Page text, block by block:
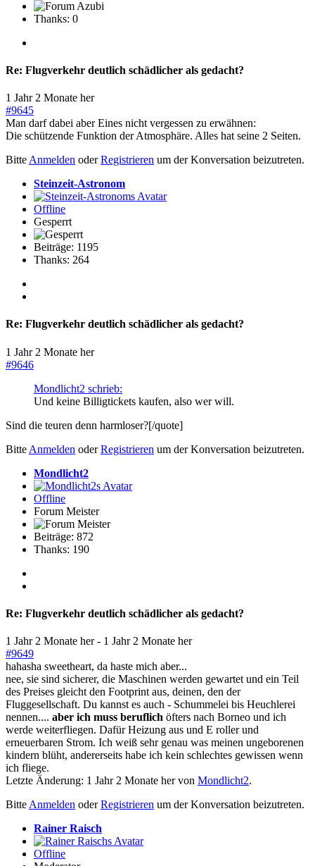
Thanks: 0
Re: Flugverkehr deutlich schädlicher als gedacht?
1 Jahr 2 Monate her
#9645
Man darf dabei aber Eines nicht vergessen zu erwähnen:
Die schützende Funktion der Atmosphäre. Alles hat seine 2 Seiten.
Bitte Anmelden oderRegistrieren um der Konversation beizutreten.
Steinzeit-Astronom
Offline
Gesperrt
Beiträge: 1195
Thanks: 264
Re: Flugverkehr deutlich schädlicher als gedacht?
1 Jahr 2 Monate her
#9646
Mondlicht2 schrieb:
Und keine Billigtickets kaufen, also wer will.
Sind die teuren denn harmloser?[/quote]
Bitte Anmelden oderRegistrieren um der Konversation beizutreten.
Mondlicht2
Offline
Forum Meister
Beiträge: 872
Thanks: 190
Re: Flugverkehr deutlich schädlicher als gedacht?
1 Jahr 2 Monate her- 1 Jahr 2 Monate her
#9649
hahasha sweetheart, da haste mich aber...
nee, sie sind sicherer, die Maschinen werden gewartet und ein Teil
des Preises gleicht den Footprint aus, deinen, den der
Fluggesellschaft. Du kannst es auch - Schummelei bis Heuchlerei
nennen.... aber ich muss beruflich öfters nach Borneo und ich
werde weiterfliegen. Dafür Heizung aus und E roller und
erneuerbaren Strom. Ich weiß sehr genau was meinen ungeborenen
kindern blüht, andererseits habe ich kein schlechtes gewissen wenn
ich fliege.
Letzte Änderung: 1 Jahr 2 Monate her von Mondlicht2.
Bitte Anmelden oderRegistrieren um der Konversation beizutreten.
Rainer Raisch
Offline